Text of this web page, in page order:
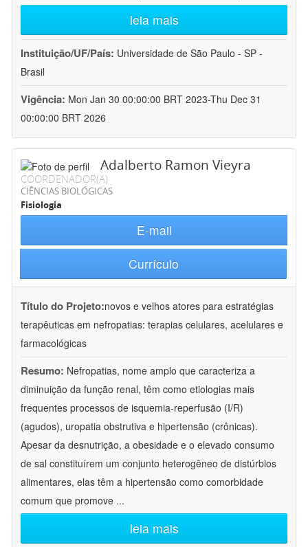
leia mais
Instituição/UF/País: Universidade de São Paulo - SP -
Brasil
Vigência: Mon Jan 30 00:00:00 BRT 2023-Thu Dec 31
00:00:00 BRT 2026
Adalberto Ramon Vieyra
COORDENADOR(A)
CIÊNCIAS BIOLÓGICAS
Fisiologia
E-mail
Currículo
Título do Projeto:novos e velhos atores para estratégias
terapêuticas em nefropatias: terapias celulares, acelulares e
farmacológicas
Resumo: Nefropatias, nome amplo que caracteriza a
diminuição da função renal, têm como etiologias mais
frequentes processos de isquemia-reperfusão (I/R)
(agudos), uropatia obstrutiva e hipertensão (crônicas).
Apesar da desnutrição, a obesidade e o elevado consumo
de sal constituírem um conjunto heterogêneo de distúrbios
alimentares, elas têm a hipertensão como comorbidade
comum que promove ...
leia mais